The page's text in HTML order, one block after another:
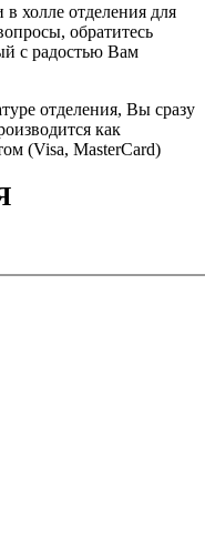
холле отделения для
обратитесь
с радостью Вам
отделения, Вы сразу
как
(Visa, MasterCard)